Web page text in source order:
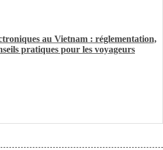
au Vietnam : réglementation,
pratiques pour les voyageurs